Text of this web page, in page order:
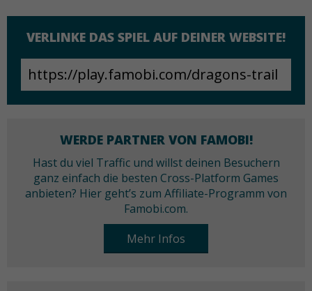
VERLINKE DAS SPIEL AUF DEINER WEBSITE!
WERDE PARTNER VON FAMOBI!
Hast du viel Traffic und willst deinen Besuchern
ganz einfach die besten Cross-Platform Games
anbieten? Hier geht’s zum Affiliate-Programm von
Famobi.com.
Mehr Infos